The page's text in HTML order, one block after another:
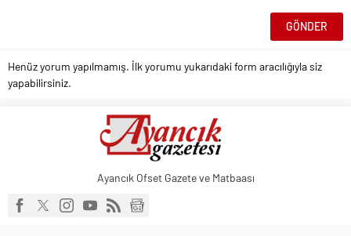
Henüz yorum yapılmamış. İlk yorumu yukarıdaki form aracılığıyla siz
yapabilirsiniz.
Ayancık Ofset Gazete ve Matbaası